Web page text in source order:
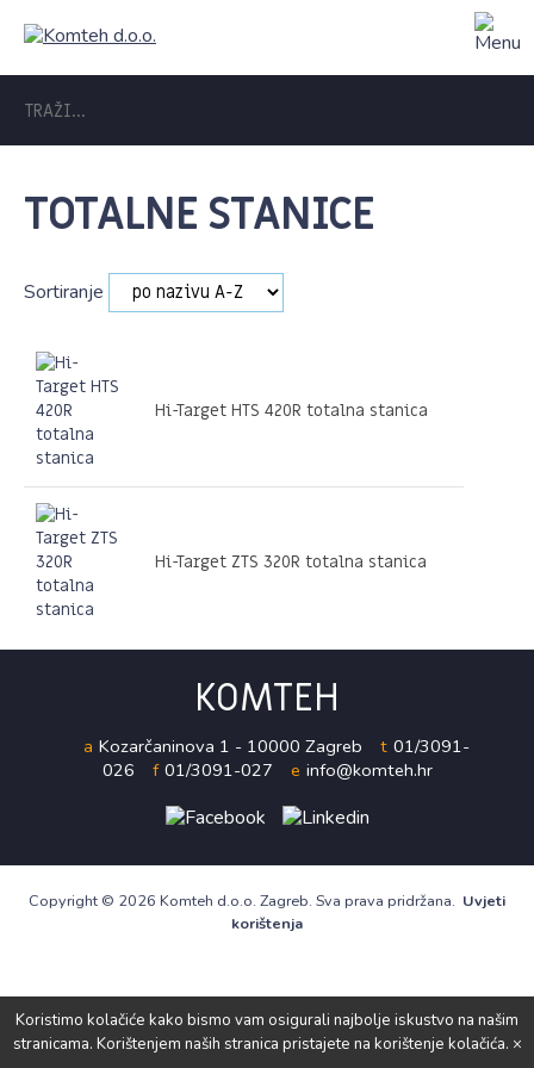
TOTALNE STANICE
Sortiranje
Hi-Target HTS 420R totalna stanica
Hi-Target ZTS 320R totalna stanica
KOMTEH
a Kozarčaninova 1 - 10000 Zagreb t 01/3091-
026
f 01/3091-027 e info@komteh.hr
Copyright © 2026 Komteh d.o.o. Zagreb. Sva prava pridržana. Uvjeti
korištenja
Koristimo kolačiće kako bismo vam osigurali najbolje iskustvo na našim
stranicama. Korištenjem naših stranica pristajete na korištenje kolačića. ×